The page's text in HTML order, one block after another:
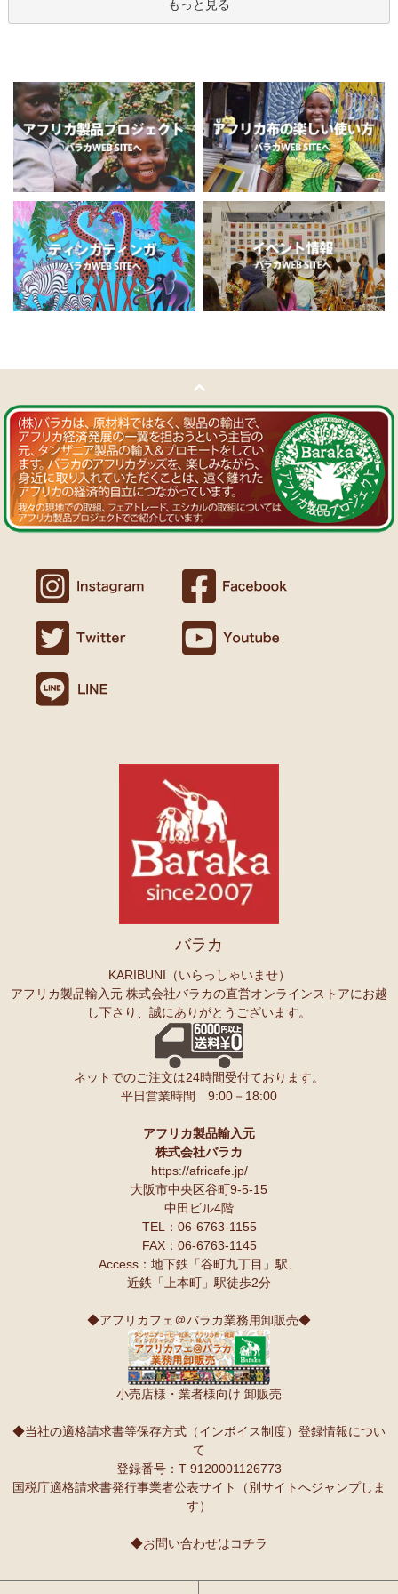
もっと見る
バラカ
KARIBUNI（いらっしゃいませ）
アフリカ製品輸入元 株式会社バラカの直営オンラインストアにお越
し下さり、誠にありがとうございます。
ネットでのご注文は24時間受付ております。
平日営業時間 9:00－18:00
アフリカ製品輸入元
株式会社バラカ
https://africafe.jp/
大阪市中央区谷町9-5-15
中田ビル4階
TEL：06-6763-1155
FAX：06-6763-1145
Access：地下鉄「谷町九丁目」駅、
近鉄「上本町」駅徒歩2分
◆アフリカフェ＠バラカ業務用卸販売◆
小売店様・業者様向け 卸販売
◆当社の適格請求書等保存方式（インボイス制度）登録情報につい
て
登録番号：T 9120001126773
国税庁適格請求書発行事業者公表サイト（別サイトへジャンプしま
す）
◆お問い合わせはコチラ